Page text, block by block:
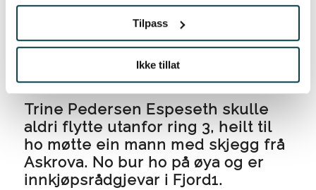
Tilpass
Ikke tillat
Her skal eg jobbe
Trine Pedersen Espeseth skulle
aldri flytte utanfor ring 3, heilt til
ho møtte ein mann med skjegg frå
Askrova. No bur ho på øya og er
innkjøpsrådgjevar i Fjord1.